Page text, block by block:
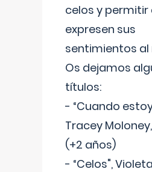
celos y permitir
expresen sus
sentimientos
Os dejamos
títulos:
- “Cuando
Tracey Moloney,
(+2 años)
- “Celos",